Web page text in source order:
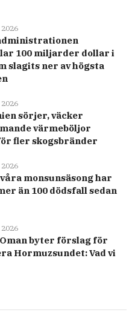
2026
100 miljarder dollar i
slagits ner av högsta
2026
sörjer, väcker
värmeböljor
fler skogsbränder
2026
monsunsäsong har
än 100 dödsfall sedan
byter förslag för
Hormuzsundet: Vad vi